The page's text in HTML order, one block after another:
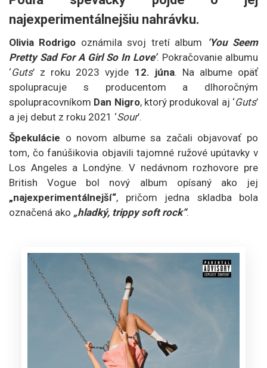
najexperimentálnejšiu nahrávku.
Olivia Rodrigo oznámila svoj tretí album
‘You Seem
Pretty Sad For A Girl So In Love’. Pokračovanie albumu
‘Guts’ z roku 2023 vyjde 12. júna. Na albume opäť
spolupracuje s producentom a dlhoročným
spolupracovníkom Dan Nigro, ktorý produkoval aj ‘Guts’
a jej debut z roku 2021 ‘Sour’.
Špekulácie o novom albume sa začali objavovať po
tom, čo fanúšikovia objavili tajomné ružové upútavky v
Los Angeles a Londýne. V nedávnom rozhovore pre
British Vogue bol nový album opísaný ako jej
„najexperimentálnejší“, pričom jedna skladba bola
označená ako „hladký, trippy soft rock“.